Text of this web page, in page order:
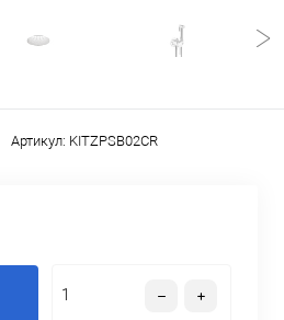
Артикул: KITZPSB02CR